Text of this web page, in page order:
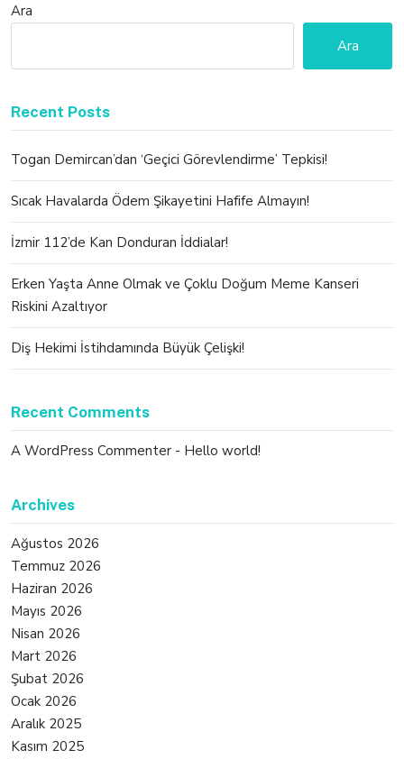
Ara
Ara
Recent Posts
Togan Demircan’dan ‘Geçici Görevlendirme’ Tepkisi!
Sıcak Havalarda Ödem Şikayetini Hafife Almayın!
İzmir 112’de Kan Donduran İddialar!
Erken Yaşta Anne Olmak ve Çoklu Doğum Meme Kanseri
Riskini Azaltıyor
Diş Hekimi İstihdamında Büyük Çelişki!
Recent Comments
A WordPress Commenter - Hello world!
Archives
Ağustos 2026
Temmuz 2026
Haziran 2026
Mayıs 2026
Nisan 2026
Mart 2026
Şubat 2026
Ocak 2026
Aralık 2025
Kasım 2025